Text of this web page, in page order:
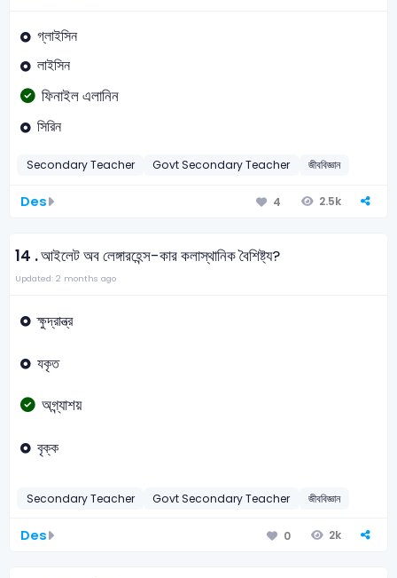
গ্লাইসিন
লাইসিন
ফিনাইল এলানিন
সিরিন
Secondary Teacher Govt Secondary Teacher জীববিজ্ঞান
Des 4 2.5k
14 .আইলেট অব লেঙ্গারহেন্স-কার কলাস্থানিক বৈশিষ্ট্য?
Updated: 2 months ago
ক্ষুদ্রান্ত্র
যকৃত
অগ্ন্যাশয়
বৃক্ক
Secondary Teacher Govt Secondary Teacher জীববিজ্ঞান
Des 0 2k